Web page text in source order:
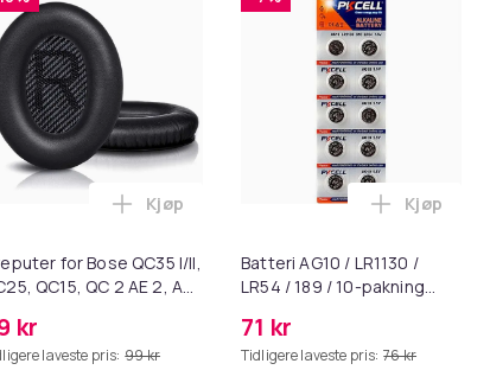
456
1e5d-4572-88a4-76b74c429e36
- mage- og kjernetrening, yoga og
i titan, antibakterielt skjærebrett, skjærebrett i
for Bose QC35 I/II,
QC15, QC 2 AE 2, AE
Black
kr
laveste pris: 99 kr
Legg Øreputer for Bose QC35 I/II, QC25,
Kjøp
Batteri AG10 / LR1130 /
LR54 / 189 / 10-pakning
71 kr
Tidligere laveste pris: 76 kr
Legg
Kjøp